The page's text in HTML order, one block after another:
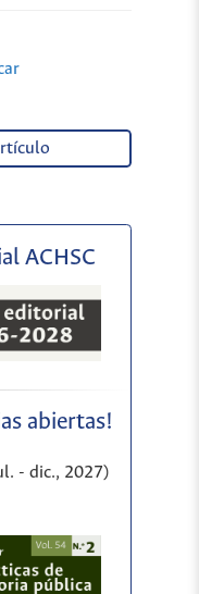
ACHSC
abiertas!
- dic., 2027)